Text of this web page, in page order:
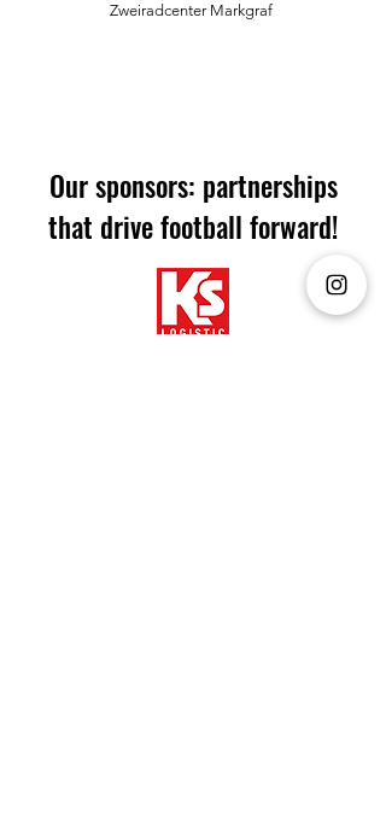
Zweiradcenter Markgraf
Our sponsors: partnerships
that drive football forward!